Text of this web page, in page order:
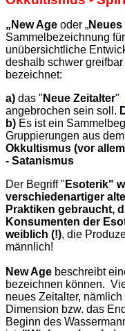
„New Age oder „
Sammelbezeichnung
unübersichtliche
deshalb schwer
bezeichnet:
a) das " Neue Zeitalter"
angebrochen sein soll.
b) Es ist ein
Gruppierungen aus
Okkultismus (vor
- Satanismus
Der Begriff " Esoterik"
verschiedenartiger
Praktiken gebraucht,
Konsumenten der
weiblich (!), die
männlich!
New Age beschreibt
bezeichnen können.
neues Zeitalter,
Dimension bzw. das
Beginn des